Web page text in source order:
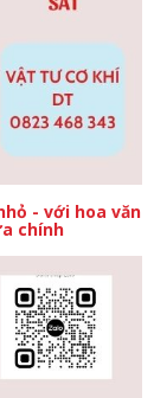
- với hoa văn
chính